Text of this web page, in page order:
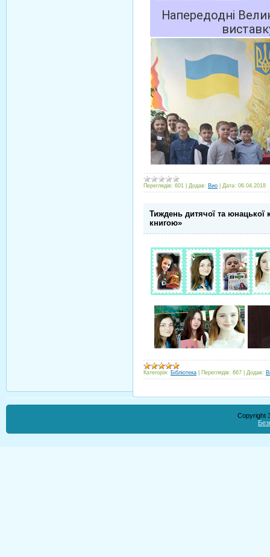
Напередодні
Переглядів: 601 Додав: Вио Дата: 06.04.2018
Тиждень дитячої та
книгою»
Категорія: Бібліотека Переглядів: 667 Додав:
Copyright